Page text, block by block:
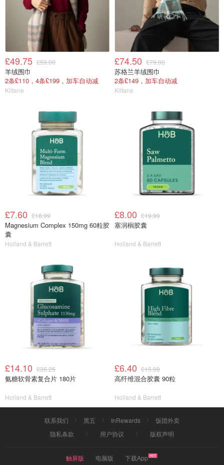
£49.75 £59.00
羊绒围巾
2条£110，4条£199，加车自动减
Kiltane
£74.50 £79.00
苏格兰羊绒围巾
2条£149，加车自动减
Kiltane
£7.60 £18.99
Magnesium Complex 150mg 60粒胶
囊
Holland & Barrett
£8.00 £19.99
塞润榈胶囊
Holland & Barrett
£14.10 £35.25
氨糖软骨素复合片 180片
Holland & Barrett
£6.40 £15.99
高纤维混合胶囊 90粒
Holland & Barrett
联系我们 黑五 InRewards
饭团外卖
隐私条款
用户协议 版权声明
触屏版 电脑版 下载App